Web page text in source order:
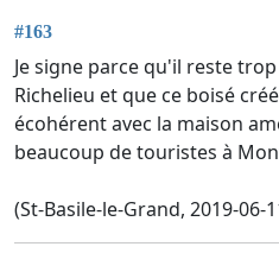
#163
Je signe parce qu'il reste
Richelieu et que ce boisé
écohérent avec la maison
beaucoup de touristes à
(St-Basile-le-Grand, 2019-06-